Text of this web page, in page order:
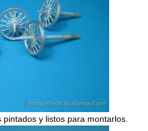
y listos para montarlos.